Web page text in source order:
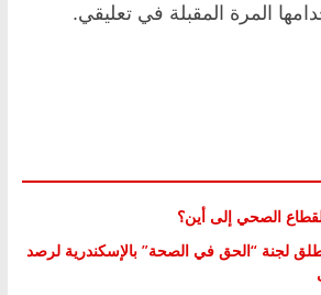
المرة المقبلة في تعليقي.
الصحي إلى أين؟
لجنة “الحق في الصحة” بالإسكندرية لرصد